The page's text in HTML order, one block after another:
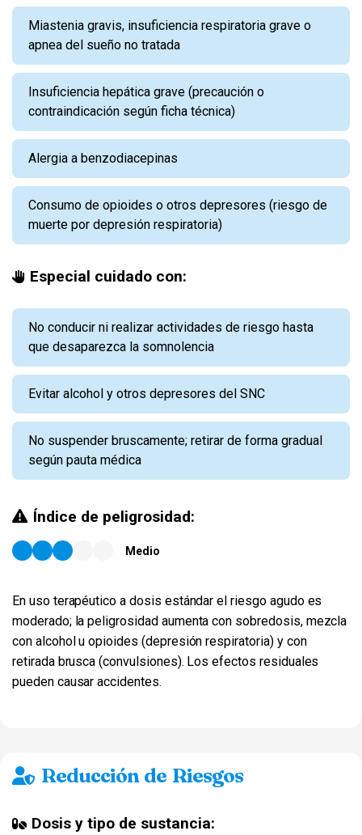
Miastenia gravis, insuficiencia respiratoria grave o
apnea del sueño no tratada
Insuficiencia hepática grave (precaución o
contraindicación según ficha técnica)
Alergia a benzodiacepinas
Consumo de opioides o otros depresores (riesgo de
muerte por depresión respiratoria)
Especial cuidado con:
No conducir ni realizar actividades de riesgo hasta
que desaparezca la somnolencia
Evitar alcohol y otros depresores del SNC
No suspender bruscamente; retirar de forma gradual
según pauta médica
Índice de peligrosidad:
Medio
En uso terapéutico a dosis estándar el riesgo agudo es
moderado; la peligrosidad aumenta con sobredosis, mezcla
con alcohol u opioides (depresión respiratoria) y con
retirada brusca (convulsiones). Los efectos residuales
pueden causar accidentes.
Reducción de Riesgos
Dosis y tipo de sustancia: